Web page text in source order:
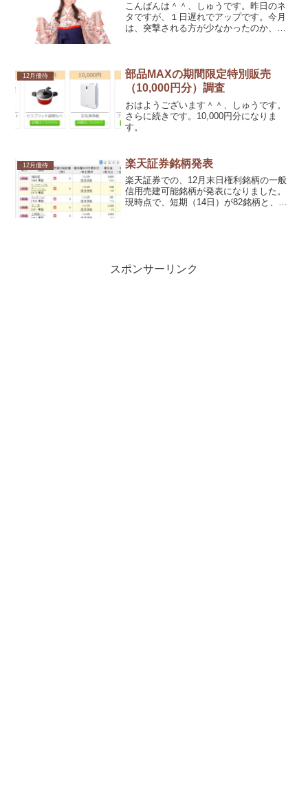
こんばんは＾＾、しゅうです。昨日のネ
タですが、１日遅れでアップです。今月
は、突撃される方が少なかったのか、全
12月優待
部品MAXの期間限定特別販売
（10,000円分）調査
おはようございます＾＾、しゅうです。
さらに続きです。10,000円分になりま
す。
12月優待 楽天証券銘柄発表
楽天証券での、12月末日権利銘柄の一般
信用売建可能銘柄が発表になりました。
現時点で、短期（14日）が82銘柄と、無
スポンサーリンク